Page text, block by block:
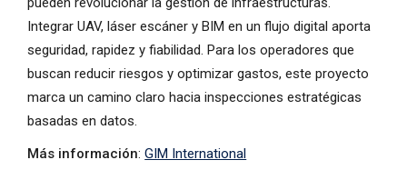
Integrar UAV, láser escáner y BIM en un flujo digital aporta
seguridad, rapidez y fiabilidad. Para los operadores que
buscan reducir riesgos y optimizar gastos, este proyecto
marca un camino claro hacia inspecciones estratégicas
basadas en datos.
Más información:GIM International